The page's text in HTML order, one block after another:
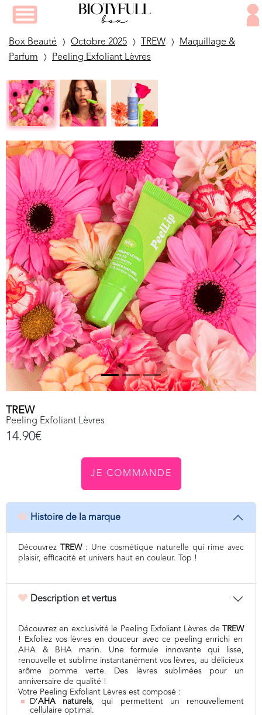
Box Beauté Octobre 2025 TREW
Maquillage &
Parfum
Peeling Exfoliant Lèvres
Previous Next
TREW
Peeling Exfoliant Lèvres
14.90€
JE COMMANDE
Histoire de la marque
Découvrez TREW: Une cosmétique naturelle qui rime avec
plaisir, efficacité et univers haut en couleur. Top !
Description et vertus
Découvrez en exclusivité le Peeling Exfoliant Lèvres de
TREW
! Exfoliez vos lèvres en douceur avec ce peeling enrichi en
AHA & BHA marin. Une formule innovante qui lisse,
renouvelle et sublime instantanément vos lèvres, au délicieux
arôme pomme verte. Des lèvres sublimées pour un
anniversaire de qualité !
Votre Peeling Exfoliant Lèvres est composé :
D’AHA naturels, qui permettent un renouvellement
cellulaire optimal.